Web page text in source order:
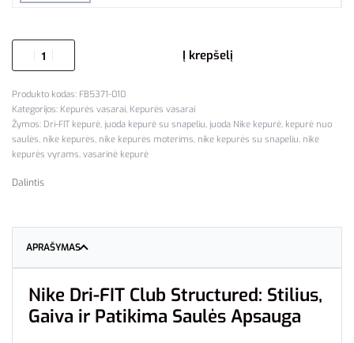
Į krepšelį
FB5371-010
Kategorijos: Kepurės vasarai, Kepurės vasarai
Žymos: Dri-FIT kepurė, juoda kepurė su snapeliu, juoda Nike kepurė, kepurė nuo
saulės, nike kepurės, nike kepurės moterims, nike kepurės su snapeliu, nike
kepurės vyrams, vasarinė kepurė
Dalintis
APRAŠYMAS
Nike Dri-FIT Club Structured: Stilius,
Gaiva ir Patikima Saulės Apsauga